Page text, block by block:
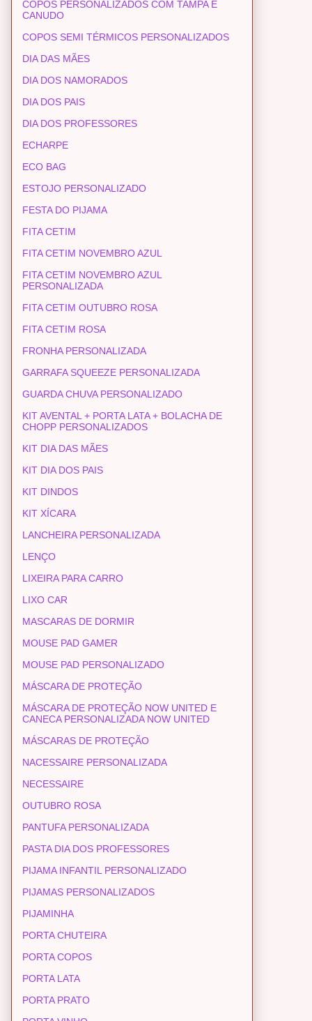
COPOS PERSONALIZADOS COM TAMPA E
CANUDO
COPOS SEMI TÉRMICOS PERSONALIZADOS
DIA DAS MÃES
DIA DOS NAMORADOS
DIA DOS PAIS
DIA DOS PROFESSORES
ECHARPE
ECO BAG
ESTOJO PERSONALIZADO
FESTA DO PIJAMA
FITA CETIM
FITA CETIM NOVEMBRO AZUL
FITA CETIM NOVEMBRO AZUL
PERSONALIZADA
FITA CETIM OUTUBRO ROSA
FITA CETIM ROSA
FRONHA PERSONALIZADA
GARRAFA SQUEEZE PERSONALIZADA
GUARDA CHUVA PERSONALIZADO
KIT AVENTAL + PORTA LATA + BOLACHA DE
CHOPP PERSONALIZADOS
KIT DIA DAS MÃES
KIT DIA DOS PAIS
KIT DINDOS
KIT XÍCARA
LANCHEIRA PERSONALIZADA
LENÇO
LIXEIRA PARA CARRO
LIXO CAR
MASCARAS DE DORMIR
MOUSE PAD GAMER
MOUSE PAD PERSONALIZADO
MÁSCARA DE PROTEÇÃO
MÁSCARA DE PROTEÇÃO NOW UNITED E
CANECA PERSONALIZADA NOW UNITED
MÁSCARAS DE PROTEÇÃO
NACESSAIRE PERSONALIZADA
NECESSAIRE
OUTUBRO ROSA
PANTUFA PERSONALIZADA
PASTA DIA DOS PROFESSORES
PIJAMA INFANTIL PERSONALIZADO
PIJAMAS PERSONALIZADOS
PIJAMINHA
PORTA CHUTEIRA
PORTA COPOS
PORTA LATA
PORTA PRATO